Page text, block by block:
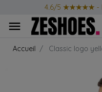
4.6/5 ★★★★★ -
menu
Accueil Classic logo